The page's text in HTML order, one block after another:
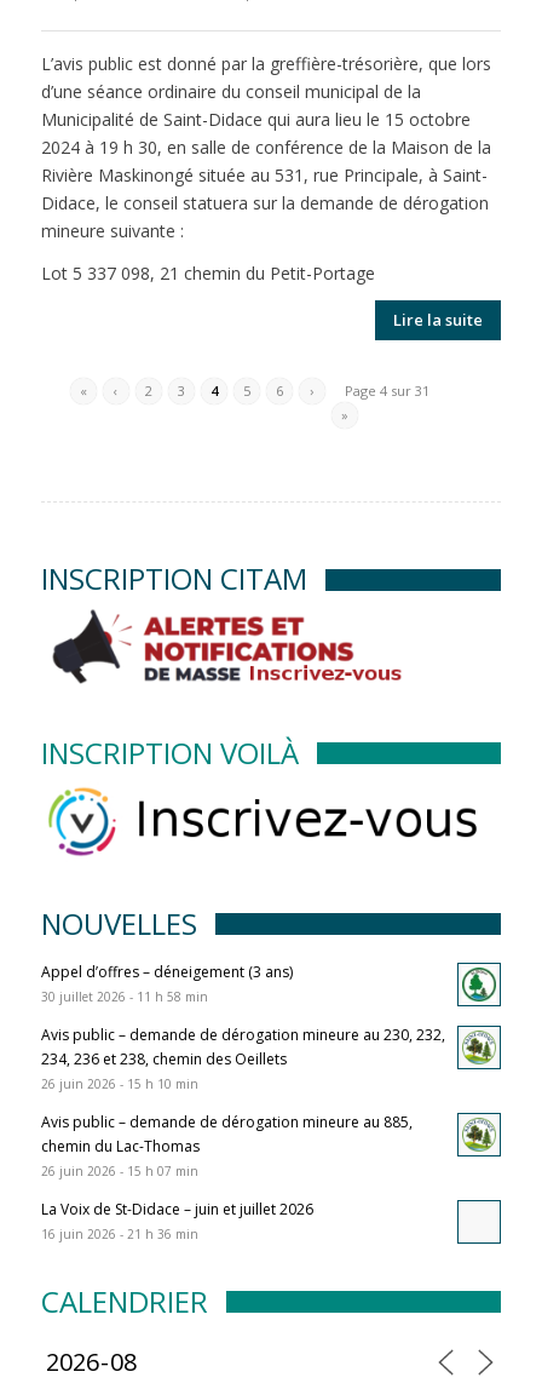
L’avis public est donné par la greffière-trésorière, que lors
d’une séance ordinaire du conseil municipal de la
Municipalité de Saint-Didace qui aura lieu le 15 octobre
2024 à 19 h 30, en salle de conférence de la Maison de la
Rivière Maskinongé située au 531, rue Principale, à Saint-
Didace, le conseil statuera sur la demande de dérogation
mineure suivante :
Lot 5 337 098, 21 chemin du Petit-Portage
Lire la suite
Page 4 sur 31
« ‹ 2 3 4 5 6
›
»
INSCRIPTION CITAM
INSCRIPTION VOILÀ
NOUVELLES
Appel d’offres – déneigement (3 ans)
30 juillet 2026 - 11 h 58 min
Avis public – demande de dérogation mineure au 230, 232,
234, 236 et 238, chemin des Oeillets
26 juin 2026 - 15 h 10 min
Avis public – demande de dérogation mineure au 885,
chemin du Lac-Thomas
26 juin 2026 - 15 h 07 min
La Voix de St-Didace – juin et juillet 2026
16 juin 2026 - 21 h 36 min
CALENDRIER